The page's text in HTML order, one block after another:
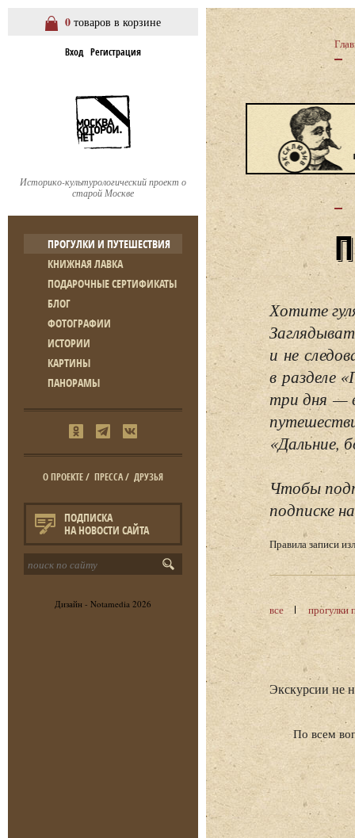
0 товаров в корзине
Вход Регистрация
Историко-культурологический проект о
старой Москве
ПРОГУЛКИ И ПУТЕШЕСТВИЯ
КНИЖНАЯ ЛАВКА
ПОДАРОЧНЫЕ СЕРТИФИКАТЫ
БЛОГ
ФОТОГРАФИИ
ИСТОРИИ
КАРТИНЫ
ПАНОРАМЫ
О ПРОЕКТЕ/ ПРЕССА/ ДРУЗЬЯ
ПОДПИСКА
НА НОВОСТИ САЙТА
Дизайн - Notamedia 2026
Хотите
и не
в разделе
три дня —
«Дальние,
Чтобы
подписке
Правила записи
все прогулки
Экскурсии не
По всем